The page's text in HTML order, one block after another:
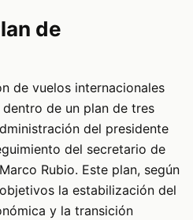
de
de vuelos internacionales
de un plan de tres
del presidente
del secretario de
Rubio. Este plan, según
la estabilización del
y la transición